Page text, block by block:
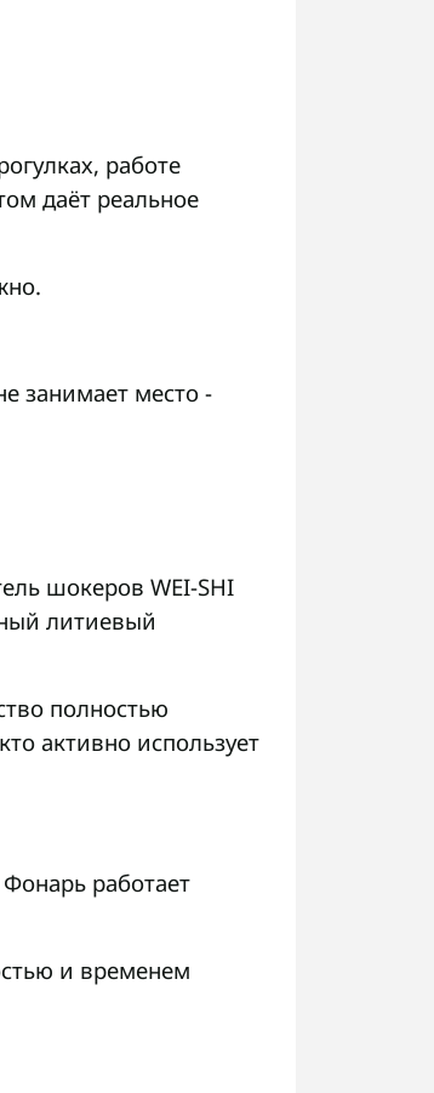
работе
даёт реальное
занимает место -
шокеров WEI-SHI
литиевый
полностью
активно использует
работает
и временем